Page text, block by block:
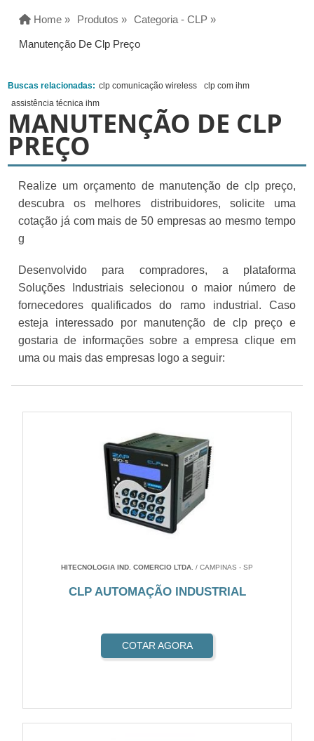
Home » Produtos » Categoria - CLP »
Manutenção De Clp Preço
Buscas relacionadas: clp comunicação wireless
clp com ihm
assistência técnica ihm
MANUTENÇÃO DE CLP
PREÇO
Realize um orçamento de manutenção de clp preço,
descubra os melhores distribuidores, solicite uma
cotação já com mais de 50 empresas ao mesmo tempo
g
Desenvolvido para compradores, a plataforma
Soluções Industriais selecionou o maior número de
fornecedores qualificados do ramo industrial. Caso
esteja interessado por manutenção de clp preço e
gostaria de informações sobre a empresa clique em
uma ou mais das empresas logo a seguir:
HITECNOLOGIA IND. COMERCIO LTDA. / CAMPINAS - SP
CLP AUTOMAÇÃO INDUSTRIAL
COTAR AGORA